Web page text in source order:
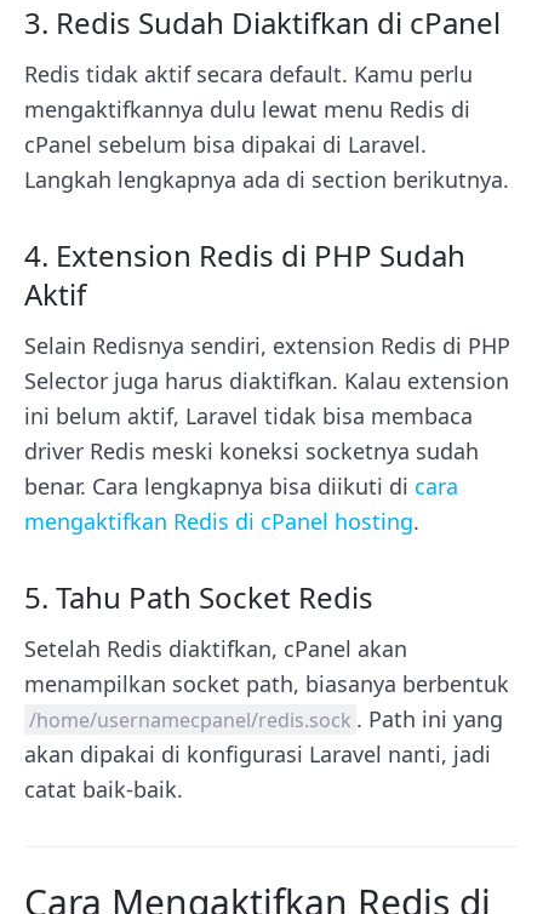
3. Redis Sudah Diaktifkan di cPanel
Redis tidak aktif secara default. Kamu perlu
mengaktifkannya dulu lewat menu Redis di
cPanel sebelum bisa dipakai di Laravel.
Langkah lengkapnya ada di section berikutnya.
4. Extension Redis di PHP Sudah
Aktif
Selain Redisnya sendiri, extension Redis di PHP
Selector juga harus diaktifkan. Kalau extension
ini belum aktif, Laravel tidak bisa membaca
driver Redis meski koneksi socketnya sudah
benar. Cara lengkapnya bisa diikuti di cara
mengaktifkan Redis di cPanel hosting.
5. Tahu Path Socket Redis
Setelah Redis diaktifkan, cPanel akan
menampilkan socket path, biasanya berbentuk
/home/usernamecpanel/redis.sock . Path ini yang
akan dipakai di konfigurasi Laravel nanti, jadi
catat baik-baik.
Cara Mengaktifkan Redis di